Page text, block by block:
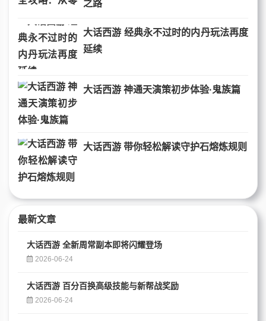
之路
大话西游 经典永不过时的内丹玩法再度
延续
大话西游 神通天演策初步体验·鬼族篇
大话西游 带你轻松解读守护石熔炼规则
最新文章
大话西游 全新周常副本即将闪耀登场
2026-06-24
大话西游 百分百换高级技能与新帮战奖励
2026-06-24